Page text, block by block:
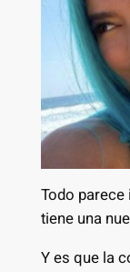
Todo
tiene una
Y es que la